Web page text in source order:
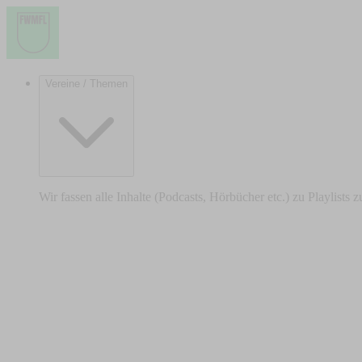
Vereine / Themen
Wir fassen alle Inhalte (Podcasts, Hörbücher etc.) zu Playlists